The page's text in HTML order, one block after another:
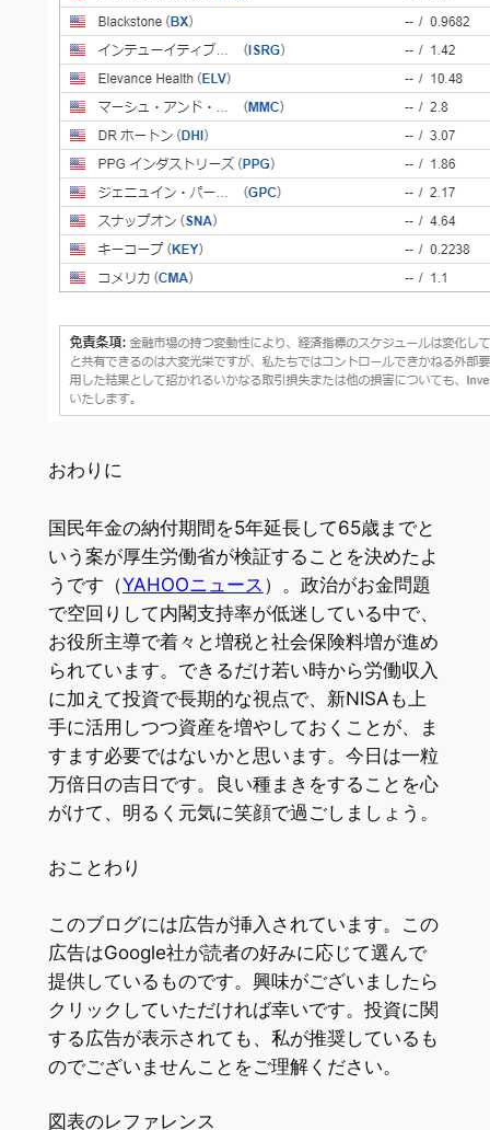
おわりに
国民年金の納付期間を5年延長して65歳までと
いう案が厚生労働省が検証することを決めたよ
うです（YAHOOニュース ）。政治がお金問題
で空回りして内閣支持率が低迷している中で、
お役所主導で着々と増税と社会保険料増が進め
られています。できるだけ若い時から労働収入
に加えて投資で長期的な視点で、新NISAも上
手に活用しつつ資産を増やしておくことが、ま
すます必要ではないかと思います。今日は一粒
万倍日の吉日です。良い種まきをすることを心
がけて、明るく元気に笑顔で過ごしましょう。
おことわり
このブログには広告が挿入されています。この
広告はGoogle社が読者の好みに応じて選んで
提供しているものです。興味がございましたら
クリックしていただければ幸いです。投資に関
する広告が表示されても、私が推奨しているも
のでございませんことをご理解ください。
図表のレファレンス